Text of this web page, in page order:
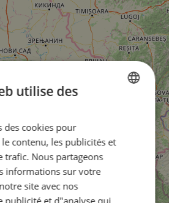
utilise des
des cookies pour
contenu, les publicités et
trafic. Nous partageons
informations sur votre
site avec nos
publicité et d"analyse qui